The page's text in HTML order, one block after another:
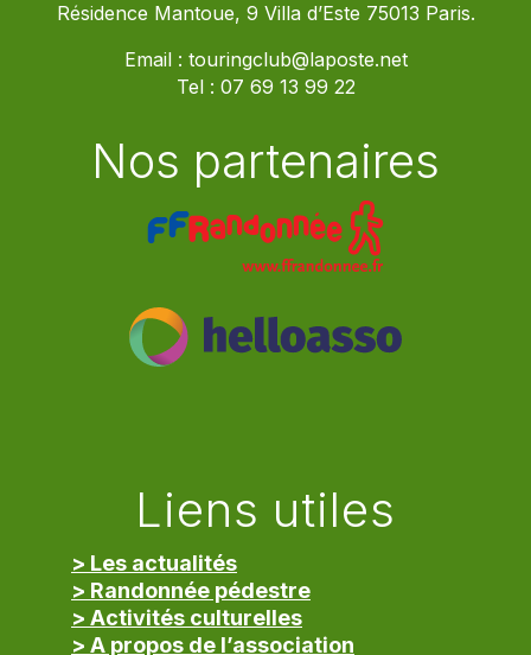
Résidence Mantoue, 9 Villa d’Este 75013 Paris.
Email : touringclub@laposte.net
Tel : 07 69 13 99 22
Nos partenaires
Liens utiles
> Les actualités
> Randonnée pédestre
> Activités culturelles
> A propos de l’association